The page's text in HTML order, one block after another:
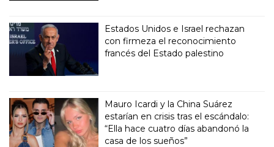
Estados Unidos e Israel rechazan
con firmeza el reconocimiento
francés del Estado palestino
Mauro Icardi y la China Suárez
estarían en crisis tras el escándalo:
“Ella hace cuatro días abandonó la
casa de los sueños”